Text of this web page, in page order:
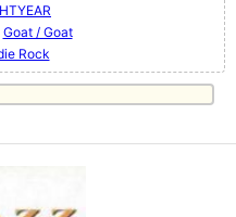
Goat / Goat
Rock